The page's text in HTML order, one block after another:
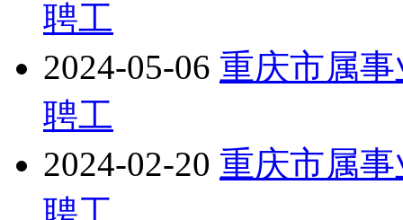
聘工
2024-05-06 重庆市属
聘工
2024-02-20 重庆市属